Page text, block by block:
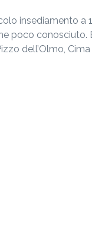
insediamento a
poco conosciuto.
dell’Olmo,